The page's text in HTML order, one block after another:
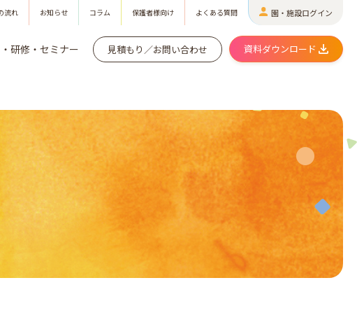
流れ お知らせ コラム 保護者様向け よくある質問 園・施設ログイン
研修・セミナー 見積もり／お問い合わせ 資料ダウンロード